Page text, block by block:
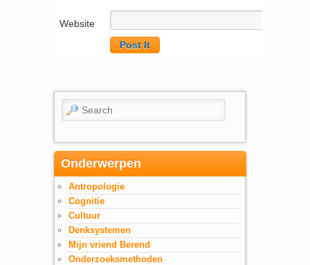
Website
Search
Onderwerpen
Antropologie
Cognitie
Cultuur
Denksystemen
Mijn vriend Berend
Onderzoeksmethoden